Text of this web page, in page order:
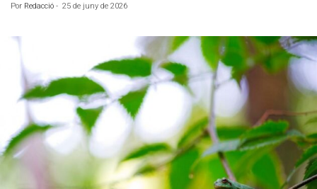
Por Redacció - 25 de juny de 2026